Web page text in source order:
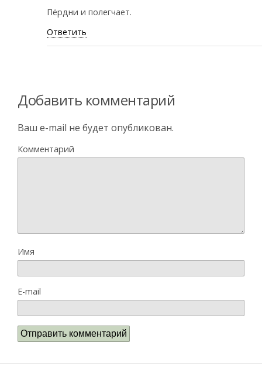
Пёрдни и полегчает.
Ответить
Добавить комментарий
Ваш e-mail не будет опубликован.
Комментарий
Имя
E-mail